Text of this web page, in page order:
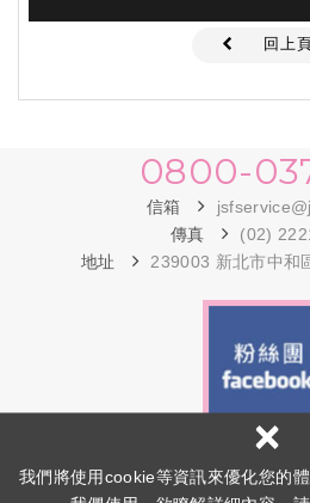
我們將使用cookie等資訊來優化您的
×
回上
0800-
信箱
傳真
(02)
地址
239003 新北市中和
網頁設計 │ 多